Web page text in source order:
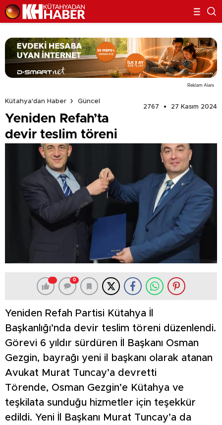
Reklam Alanı
Kütahya'dan Haber
Güncel
2767
27 Kasım 2024
Yeniden Refah’ta
devir teslim töreni
0
Yeniden Refah Partisi Kütahya İl
Başkanlığı’nda devir teslim töreni düzenlendi.
Görevi 6 yıldır sürdüren İl Başkanı Osman
Gezgin, bayrağı yeni il başkanı olarak atanan
Avukat Murat Tuncay’a devretti
Törende, Osman Gezgin’e Kütahya ve
teşkilata sunduğu hizmetler için teşekkür
edildi. Yeni İl Başkanı Murat Tuncay’a da